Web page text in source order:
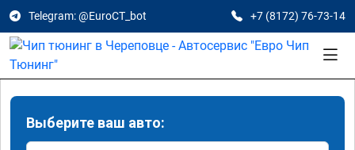
Telegram: @EuroCT_bot +7 (8172) 76-73-14
Выберите ваш авто: